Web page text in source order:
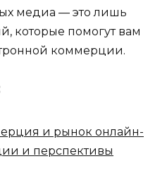
медиа — это лишь
которые помогут вам
коммерции.
и рынок онлайн-
и перспективы